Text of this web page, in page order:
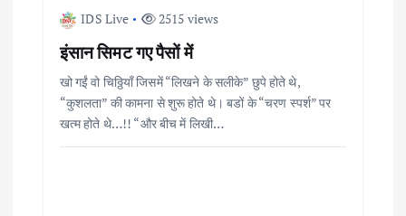
IDS Live 2515 views
इंसान सिमट गए पैसों में
खो गईं वो चिठ्ठियाँ जिसमें “लिखने के सलीके” छुपे होते थे,
“कुशलता” की कामना से शुरू होते थे। बडों के “चरण स्पर्श” पर
खत्म होते थे…!! “और बीच में लिखी…